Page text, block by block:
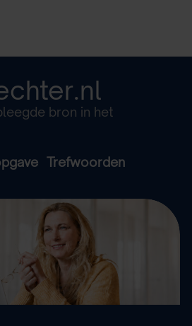
bron in het
Trefwoorden